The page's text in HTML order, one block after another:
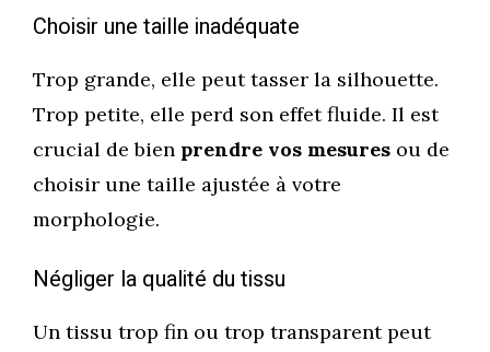
Choisir une taille inadéquate
Trop grande, elle peut tasser la silhouette.
Trop petite, elle perd son effet fluide. Il est
crucial de bien prendre vos mesures ou de
choisir une taille ajustée à votre
morphologie.
Négliger la qualité du tissu
Un tissu trop fin ou trop transparent peut